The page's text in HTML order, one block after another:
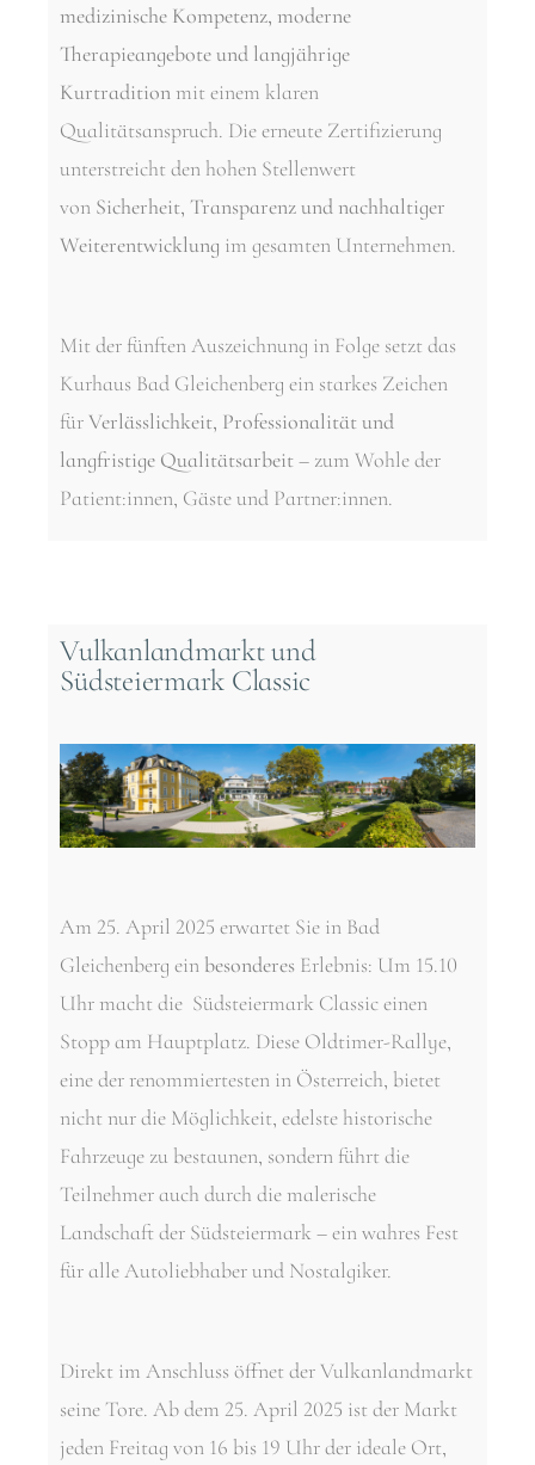
medizinische Kompetenz, moderne
Therapieangebote und langjährige
Kurtraditionmit einem klaren
Qualitätsanspruch. Die erneute Zertifizierung
unterstreicht den hohen Stellenwert
von Sicherheit, Transparenz und nachhaltiger
Weiterentwicklung im gesamten Unternehmen.
Mit der fünften Auszeichnung in Folge setzt das
Kurhaus Bad Gleichenberg ein starkes Zeichen
fürVerlässlichkeit, Professionalität und
langfristige Qualitätsarbeit– zum Wohle der
Patient:innen, Gäste und Partner:innen.
Vulkanlandmarkt und
Südsteiermark Classic
Am 25. April 2025 erwartet Sie in Bad
Gleichenberg ein besonderes Erlebnis: Um 15.10
Uhr macht die Südsteiermark Classic einen
Stopp am Hauptplatz. Diese Oldtimer-Rallye,
eine der renommiertesten in Österreich, bietet
nicht nur die Möglichkeit, edelste historische
Fahrzeuge zu bestaunen, sondern führt die
Teilnehmer auch durch die malerische
Landschaft der Südsteiermark – ein wahres Fest
für alle Autoliebhaber und Nostalgiker.
Direkt im Anschluss öffnet der Vulkanlandmarkt
seine Tore. Ab dem 25. April 2025 ist der Markt
jeden Freitag von 16 bis 19 Uhr der ideale Ort,